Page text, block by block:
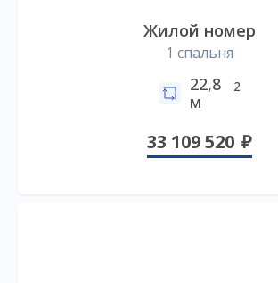
Жилой номер
1 спальня
22,8
м
2
33 109 520